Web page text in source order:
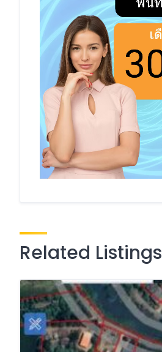
Related Listings